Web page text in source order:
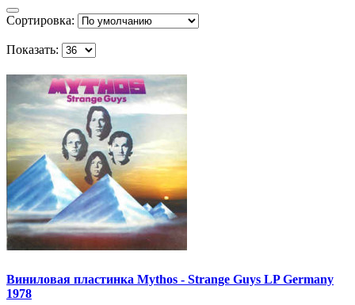
Сортировка:
Показать:
Виниловая пластинка Mythos ‎- Strange Guys LP Germany
1978